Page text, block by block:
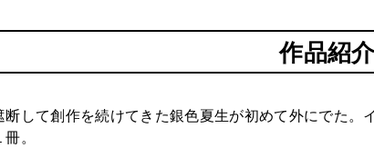
作品紹
して創作を続けてきた銀色夏生が初めて外にでた
。